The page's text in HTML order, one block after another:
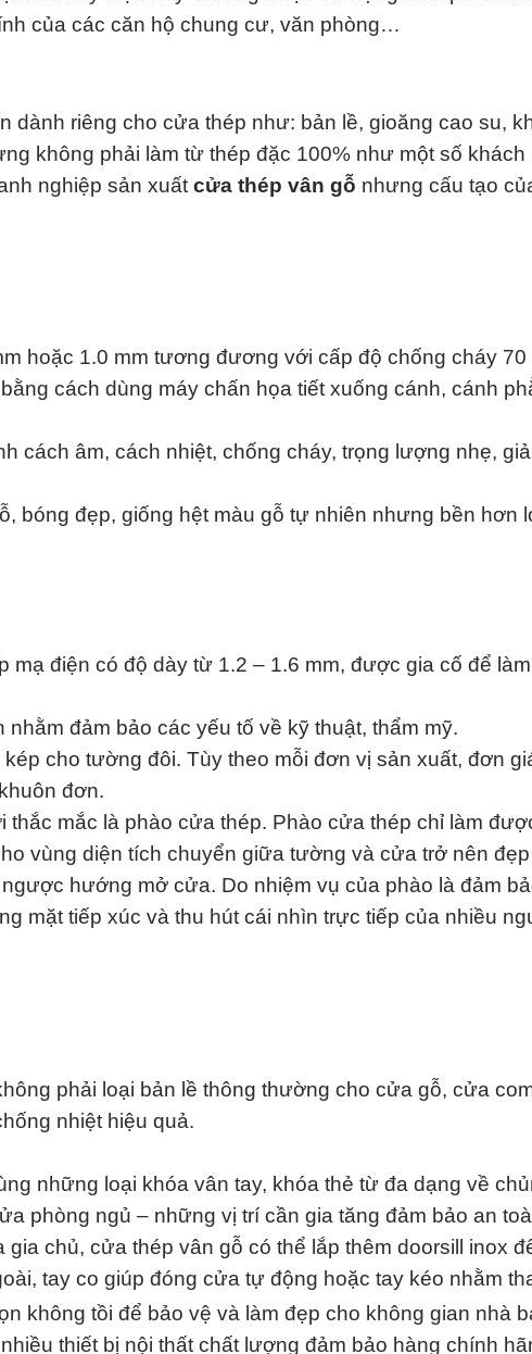
của các căn hộ chung cư, văn phòng…
riêng cho cửa thép như: bản lề, gioăng cao su,
không phải làm từ thép đặc 100% như một số khách
nghiệp sản xuấtcửa thép vân gỗ nhưng cấu tạo
hoặc 1.0 mm tương đương với cấp độ chống cháy 70
cách dùng máy chấn họa tiết xuống cánh, cánh
cách âm, cách nhiệt, chống cháy, trọng lượng nhẹ,
bóng đẹp, giống hệt màu gỗ tự nhiên nhưng bền hơn
điện có độ dày từ 1.2 – 1.6 mm, được gia cố để
đảm bảo các yếu tố về kỹ thuật, thẩm mỹ.
cho tường đôi. Tùy theo mỗi đơn vị sản xuất, đơn
đơn.
mắc là phào cửa thép. Phào cửa thép chỉ làm
vùng diện tích chuyển giữa tường và cửa trở nên đẹp
hướng mở cửa. Do nhiệm vụ của phào là đảm
mặt tiếp xúc và thu hút cái nhìn trực tiếp của nhiều
phải loại bản lề thông thường cho cửa gỗ, cửa
nhiệt hiệu quả.
những loại khóa vân tay, khóa thẻ từ đa dạng về
phòng ngủ – những vị trí cần gia tăng đảm bảo an
chủ, cửa thép vân gỗ có thể lắp thêm doorsill inox
tay co giúp đóng cửa tự động hoặc tay kéo nhằm
không tồi để bảo vệ và làm đẹp cho không gian nhà
thiết bị nội thất chất lượng đảm bảo hàng chính